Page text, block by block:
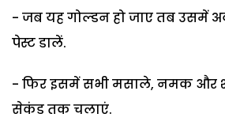
- जब यह गोल्‍डन हो जाए तब उसमें
पेस्‍ट डालें.
- फिर इसमें सभी मसाले, नमक और
सेकंड तक चलाएं.